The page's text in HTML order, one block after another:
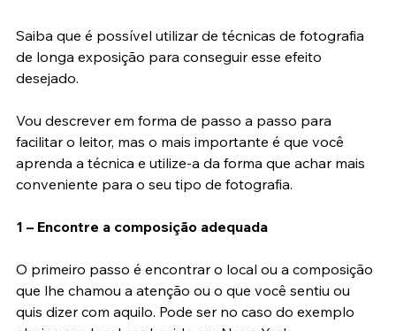
difícil.
Saiba que é possível utilizar de técnicas de fotografia
de longa exposição para conseguir esse efeito
desejado.
Vou descrever em forma de passo a passo para
facilitar o leitor, mas o mais importante é que você
aprenda a técnica e utilize-a da forma que achar mais
conveniente para o seu tipo de fotografia.
1 – Encontre a composição adequada
O primeiro passo é encontrar o local ou a composição
que lhe chamou a atenção ou o que você sentiu ou